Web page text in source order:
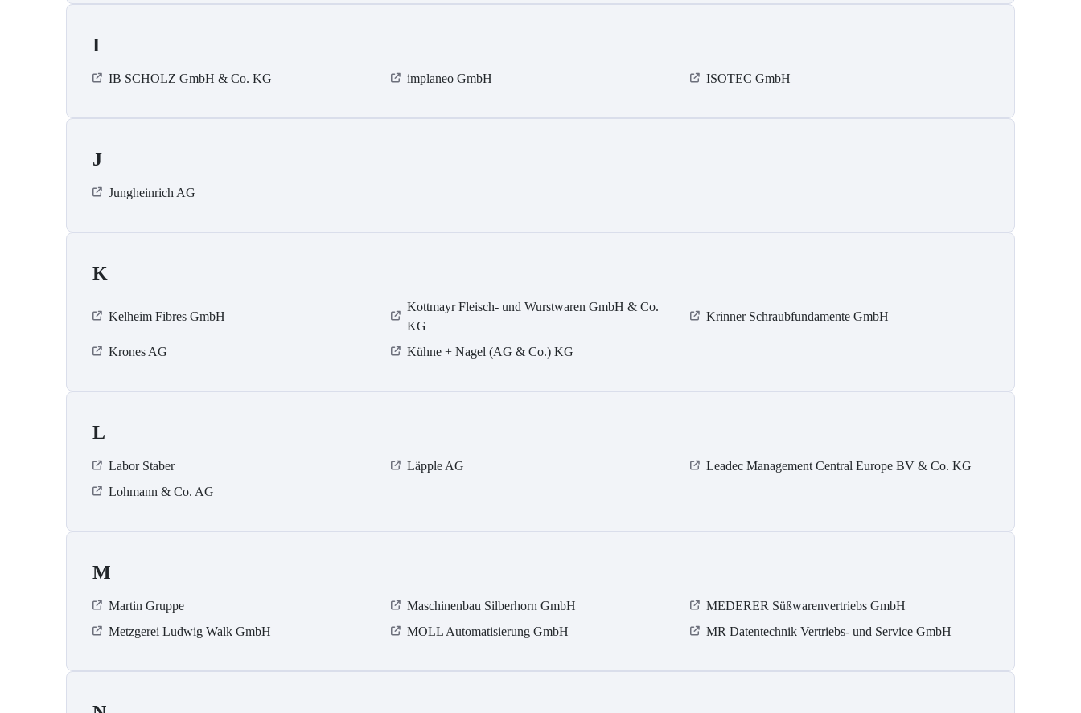
I
IB SCHOLZ GmbH & Co. KG implaneo GmbH ISOTEC GmbH
J
Jungheinrich AG
K
Kelheim Fibres GmbH
Kottmayr Fleisch- und Wurstwaren GmbH & Co.
KG
Krinner Schraubfundamente GmbH
Krones AG Kühne + Nagel (AG & Co.) KG
L
Labor Staber Läpple AG
Leadec Management Central Europe BV & Co. KG
Lohmann & Co. AG
M
Martin Gruppe Maschinenbau Silberhorn GmbH
MEDERER Süßwarenvertriebs GmbH
Metzgerei Ludwig Walk GmbH
MOLL Automatisierung GmbH MR Datentechnik Vertriebs- und Service GmbH